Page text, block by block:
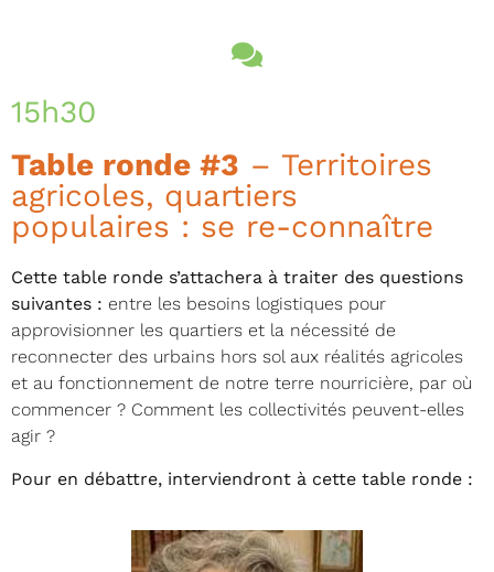
15h30
Table ronde #3 – Territoires
agricoles, quartiers
populaires : se re-connaître
Cette table ronde s’attachera à traiter des questions
suivantes : entre les besoins logistiques pour
approvisionner les quartiers et la nécessité de
reconnecter des urbains hors sol aux réalités agricoles
et au fonctionnement de notre terre nourricière, par où
commencer ? Comment les collectivités peuvent-elles
agir ?
Pour en débattre, interviendront à cette table ronde :